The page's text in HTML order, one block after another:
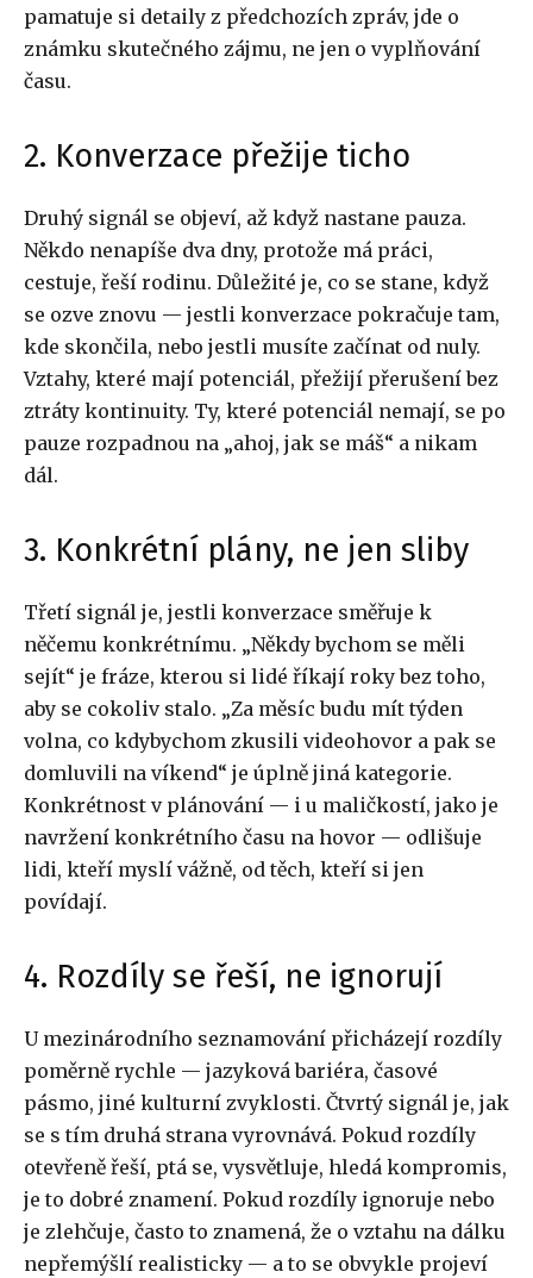
pamatuje si detaily z předchozích zpráv, jde o
známku skutečného zájmu, ne jen o vyplňování
času.
2. Konverzace přežije ticho
Druhý signál se objeví, až když nastane pauza.
Někdo nenapíše dva dny, protože má práci,
cestuje, řeší rodinu. Důležité je, co se stane, když
se ozve znovu — jestli konverzace pokračuje tam,
kde skončila, nebo jestli musíte začínat od nuly.
Vztahy, které mají potenciál, přežijí přerušení bez
ztráty kontinuity. Ty, které potenciál nemají, se po
pauze rozpadnou na „ahoj, jak se máš“ a nikam
dál.
3. Konkrétní plány, ne jen sliby
Třetí signál je, jestli konverzace směřuje k
něčemu konkrétnímu. „Někdy bychom se měli
sejít“ je fráze, kterou si lidé říkají roky bez toho,
aby se cokoliv stalo. „Za měsíc budu mít týden
volna, co kdybychom zkusili videohovor a pak se
domluvili na víkend“ je úplně jiná kategorie.
Konkrétnost v plánování — i u maličkostí, jako je
navržení konkrétního času na hovor — odlišuje
lidi, kteří myslí vážně, od těch, kteří si jen
povídají.
4. Rozdíly se řeší, ne ignorují
U mezinárodního seznamování přicházejí rozdíly
poměrně rychle — jazyková bariéra, časové
pásmo, jiné kulturní zvyklosti. Čtvrtý signál je, jak
se s tím druhá strana vyrovnává. Pokud rozdíly
otevřeně řeší, ptá se, vysvětluje, hledá kompromis,
je to dobré znamení. Pokud rozdíly ignoruje nebo
je zlehčuje, často to znamená, že o vztahu na dálku
nepřemýšlí realisticky — a to se obvykle projeví